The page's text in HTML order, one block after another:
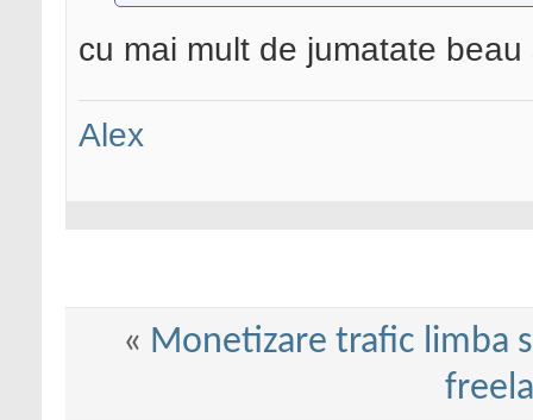
cu mai mult de jumatate beau
Alex
« Monetizare trafic limba